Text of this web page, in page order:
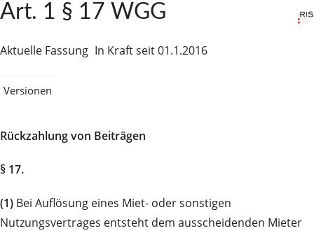
Art. 1 § 17 WGG
Aktuelle Fassung In Kraft seit 01.1.2016
Versionen
Rückzahlung von Beiträgen
§ 17.
(1) Bei Auflösung eines Miet- oder sonstigen
Nutzungsvertrages entsteht dem ausscheidenden Mieter